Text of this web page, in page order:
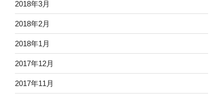
2018年3月
2018年2月
2018年1月
2017年12月
2017年11月